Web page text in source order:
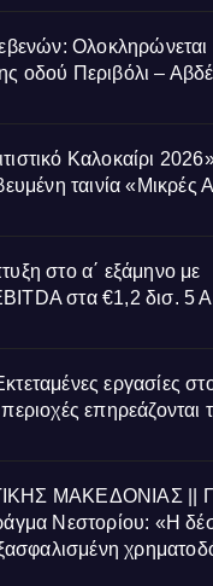
Ολοκληρώνεται
οδού Περιβόλι –
Καλοκαίρι
ταινία «Μικρές
στο α΄ εξάμηνο με
στα €1,2 δισ. 5
εργασίες
επηρεάζονται
ΜΑΚΕΔΟΝΙΑΣ ||
Νεστορίου: «Η